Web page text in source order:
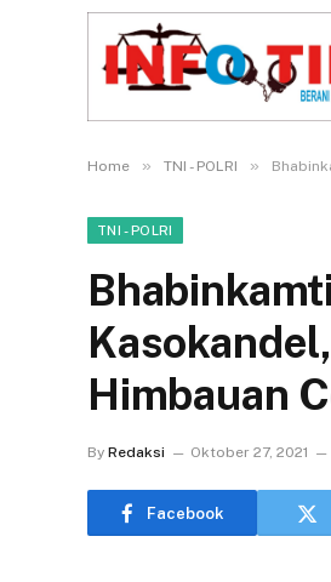
Home » TNI - POLRI »
TNI - POLRI
Himbauan
By Redaksi Oktober 27, 2021
Facebook